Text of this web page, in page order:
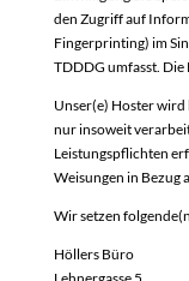
den Zugriff auf
Fingerprinting) im
TDDDG umfasst.
Unser(e) Hoster
nur insoweit
Leistungspflichten
Weisungen in Bezug
Wir setzen
Höllers Büro